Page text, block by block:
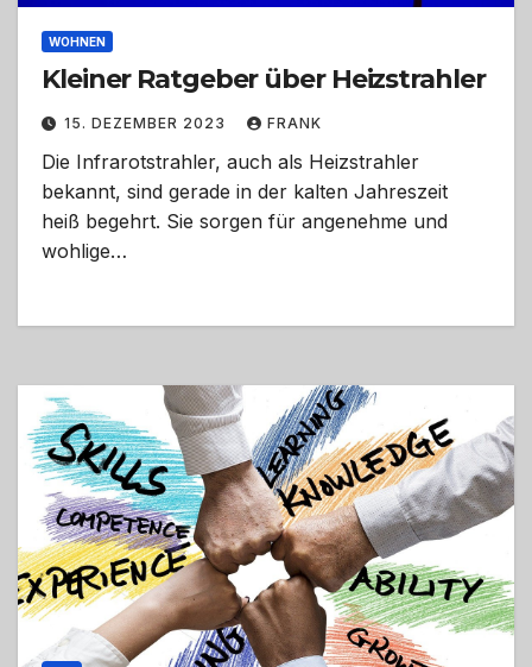
WOHNEN
Kleiner Ratgeber über Heizstrahler
15. DEZEMBER 2023 FRANK
Die Infrarotstrahler, auch als Heizstrahler
bekannt, sind gerade in der kalten Jahreszeit
heiß begehrt. Sie sorgen für angenehme und
wohlige…